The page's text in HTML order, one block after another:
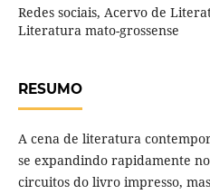
Redes sociais, Acervo de
Literatura mato-grossense
RESUMO
A cena de literatura
se expandindo rapidamente
circuitos do livro impresso,